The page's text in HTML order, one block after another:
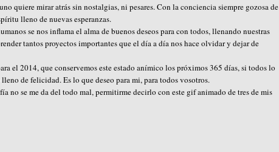
quiere mirar atrás sin nostalgias, ni pesares. Con la conciencia siempre gozosa de
lleno de nuevas esperanzas.
se nos inflama el alma de buenos deseos para con todos, llenando nuestras
tantos proyectos importantes que el día a día nos hace olvidar y dejar de
el 2014, que conservemos este estado anímico los próximos 365 días, si todos lo
de felicidad. Es lo que deseo para mi, para todos vosotros.
no se me da del todo mal, permitirme decirlo con este gif animado de tres de mis